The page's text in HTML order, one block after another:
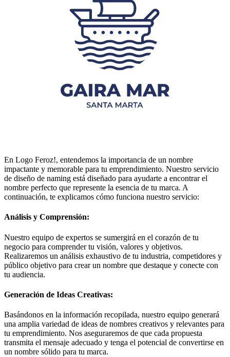
En Logo Feroz!, entendemos la importancia de un nombre
impactante y memorable para tu emprendimiento. Nuestro servicio
de diseño de naming está diseñado para ayudarte a encontrar el
nombre perfecto que represente la esencia de tu marca. A
continuación, te explicamos cómo funciona nuestro servicio:
Análisis y Comprensión:
Nuestro equipo de expertos se sumergirá en el corazón de tu
negocio para comprender tu visión, valores y objetivos.
Realizaremos un análisis exhaustivo de tu industria, competidores y
público objetivo para crear un nombre que destaque y conecte con
tu audiencia.
Generación de Ideas Creativas:
Basándonos en la información recopilada, nuestro equipo generará
una amplia variedad de ideas de nombres creativos y relevantes para
tu emprendimiento. Nos aseguraremos de que cada propuesta
transmita el mensaje adecuado y tenga el potencial de convertirse en
un nombre sólido para tu marca.